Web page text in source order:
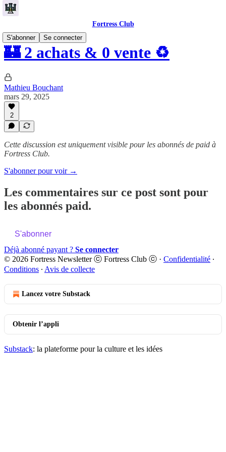
Fortress Club
S'abonner
Se connecter
🏰 2 achats & 0 vente ♻️
Mathieu Bouchant
mars 29, 2025
2
Cette discussion est uniquement visible pour les abonnés de paid à
Fortress Club.
S'abonner pour voir →
Les commentaires sur ce post sont pour
les abonnés paid.
S'abonner
Déjà abonné payant ? Se connecter
© 2026 Fortress Newsletter ⓒ Fortress Club ⓒ · Confidentialité ∙
Conditions ∙ Avis de collecte
Lancez votre Substack
Obtenir l’appli
Substack: la plateforme pour la culture et les idées